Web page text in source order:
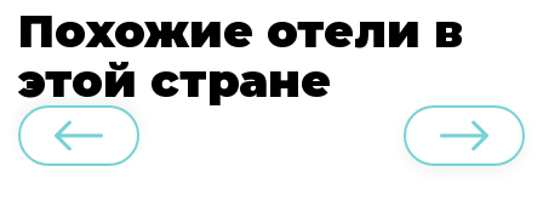
Похожие отели в
этой стране